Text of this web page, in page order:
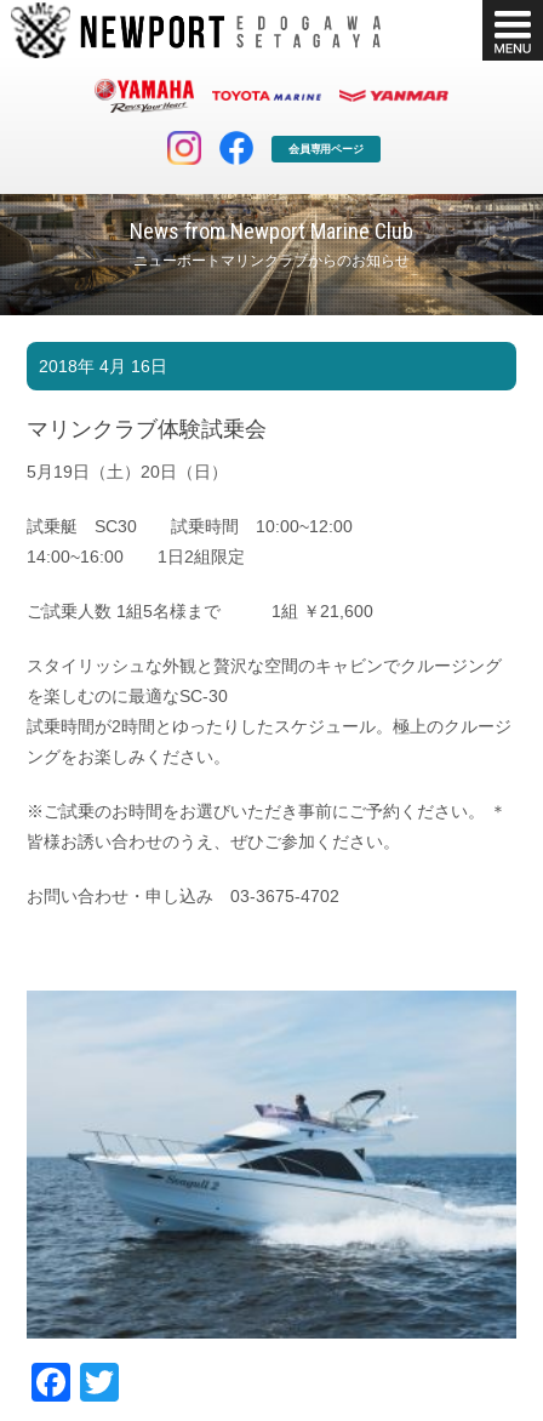
会員専用ページ
News from Newport Marine Club
ニューポートマリンクラブからのお知らせ
マリンクラブ
マリンライフを堪能したい！
ボート販売
ボート免許
長年の実績と信頼！
お問い合わせ
Recruit Link
2018年 4月 16日
マリンクラブ体験試乗会
5月19日（土）20日（日）
試乗艇 SC30 試乗時間 10:00~12:00
14:00~16:00 1日2組限定
ご試乗人数 1組5名様まで 1組 ￥21,600
スタイリッシュな外観と贅沢な空間のキャビンでクルージング
を楽しむのに最適なSC-30
試乗時間が2時間とゆったりしたスケジュール。極上のクルージ
ングをお楽しみください。
※ご試乗のお時間をお選びいただき事前にご予約ください。 ＊
皆様お誘い合わせのうえ、ぜひご参加ください。
お問い合わせ・申し込み 03-3675-4702
Facebook